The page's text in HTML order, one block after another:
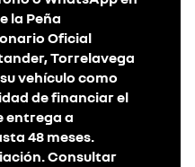
la Peña
Oficial
Torrelavega
vehículo como
de financiar el
entrega a
48 meses.
Consultar